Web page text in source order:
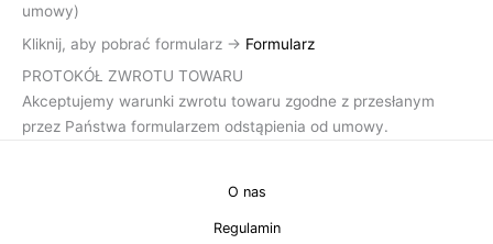
umowy)
Kliknij, aby pobrać formularz -> Formularz
PROTOKÓŁ ZWROTU TOWARU
Akceptujemy warunki zwrotu towaru zgodne z przesłanym
przez Państwa formularzem odstąpienia od umowy.
O nas
Regulamin